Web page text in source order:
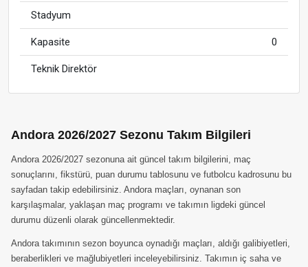
Stadyum
Kapasite 0
Teknik Direktör
Andora 2026/2027 Sezonu Takım Bilgileri
Andora 2026/2027 sezonuna ait güncel takım bilgilerini, maç
sonuçlarını, fikstürü, puan durumu tablosunu ve futbolcu kadrosunu bu
sayfadan takip edebilirsiniz. Andora maçları, oynanan son
karşılaşmalar, yaklaşan maç programı ve takımın ligdeki güncel
durumu düzenli olarak güncellenmektedir.
Andora takımının sezon boyunca oynadığı maçları, aldığı galibiyetleri,
beraberlikleri ve mağlubiyetleri inceleyebilirsiniz. Takımın iç saha ve